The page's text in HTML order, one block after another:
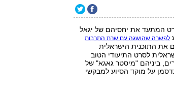
המתעד את יחסיהם של יגאל
לפשרה שהושגה עם שרת התרבות
את התוכנית הישראלית
לסרט התיעודי הטוב
ביניהם "מיסטר גאגא" של
על מוקד הסיוע למבקשי